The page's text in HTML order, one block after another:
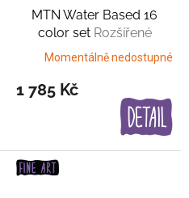
MTN Water Based 16
color set Rozšířené
základní barvy
Momentálně nedostupné
1 785 Kč